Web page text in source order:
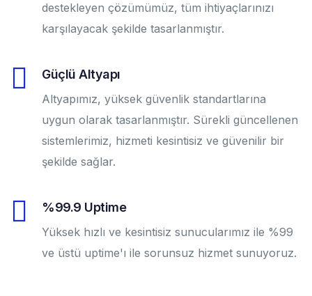
destekleyen çözümümüz, tüm ihtiyaçlarınızı
karşılayacak şekilde tasarlanmıştır.
Güçlü Altyapı
Altyapımız, yüksek güvenlik standartlarına
uygun olarak tasarlanmıştır. Sürekli güncellenen
sistemlerimiz, hizmeti kesintisiz ve güvenilir bir
şekilde sağlar.
%99.9 Uptime
Yüksek hızlı ve kesintisiz sunucularımız ile %99
ve üstü uptime'ı ile sorunsuz hizmet sunuyoruz.